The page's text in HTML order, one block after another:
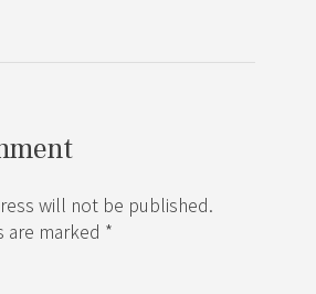
will not be published.
are marked *